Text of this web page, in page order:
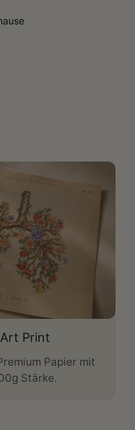
Print
Papier mit
Stärke.